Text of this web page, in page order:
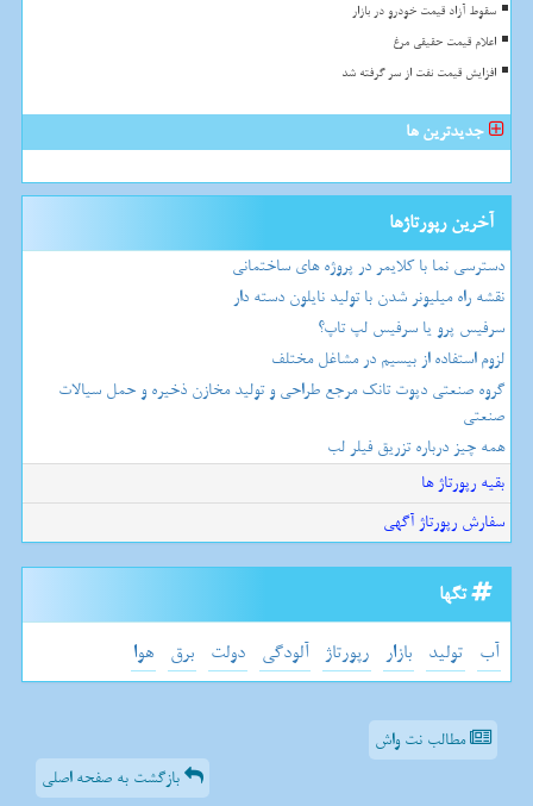
سقوط آزاد قیمت خودرو در بازار
اعلام قیمت حقیقی مرغ
افزایش قیمت نفت از سر گرفته شد
جدیدترین ها
آخرین رپورتاژها
دسترسی نما با کلایمر در پروژه های ساختمانی
نقشه راه میلیونر شدن با تولید نایلون دسته دار
سرفیس پرو یا سرفیس لپ تاپ؟
لزوم استفاده از بیسیم در مشاغل مختلف
گروه صنعتی دپوت تانک مرجع طراحی و تولید مخازن ذخیره و حمل سیالات
صنعتی
همه چیز درباره تزریق فیلر لب
بقیه رپورتاژ ها
سفارش رپورتاژ آگهی
تگها
آب تولید بازار رپورتاژ آلودگی دولت برق هوا
مطالب نت واش
بازگشت به صفحه اصلی